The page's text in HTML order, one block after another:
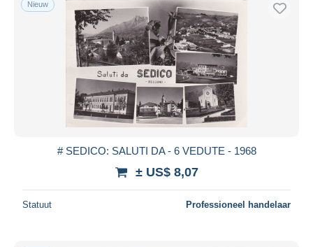
Gratis levering
Betaalmiddelen
PayPal
Bankoverschrijving
Visa
Mastercard
iDeal
Nieuw
# SEDICO: SALUTI DA - 6 VEDUTE - 1968
± US$ 8,07
Statuut Professioneel handelaar